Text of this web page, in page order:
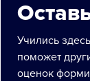
Учились
поможет
оценок